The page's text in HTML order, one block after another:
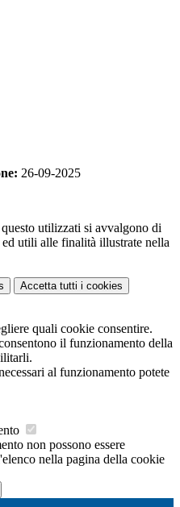
26-09-2025
utilizzati si avvalgono di
utili alle finalità illustrate nella
Accetta tutti i cookies
quali cookie consentire.
il funzionamento della
al funzionamento potete
non possono essere
nella pagina della cookie